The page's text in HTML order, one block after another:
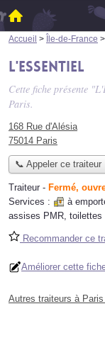
Accueil > Île-de-France >
L'Essentiel
Cette fiche présente
Paris.
168 Rue d'Alésia
75014 Paris
📞 Appeler ce traiteur
Traiteur - Fermé,
Services :
à
assises PMR, toilettes
Recommander ce
Améliorer cette
Autres traiteurs à